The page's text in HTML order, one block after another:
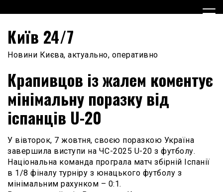
to
Київ 24/7
Новини Києва, актуально, оперативно
Крапивцов із жалем коментує
мінімальну поразку від
іспанців U-20
У вівторок, 7 жовтня, своєю поразкою Україна
завершила виступи на ЧС-2025 U-20 з футболу.
Національна команда програла матч збірній Іспанії
в 1/8 фіналу турніру з юнацького футболу з
мінімальним рахунком – 0:1.